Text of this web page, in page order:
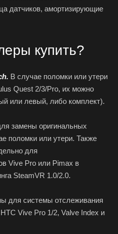
датчиков, амортизирующие
купить?
В случае поломки или утери
Quest 2/3/Pro, их можно
или левый, либо комплект).
замены оригинальных
поломки или утери. Также
для
Vive Pro или Pimax в
SteamVR 1.0/2.0.
для системы отслеживания
Vive Pro 1/2, Valve Index и